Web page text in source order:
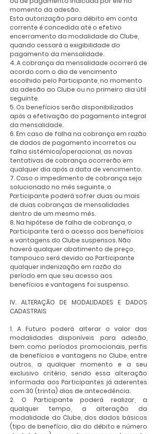
momento da adesão.
Esta autorização para débito em conta
corrente é concedida até o efetivo
encerramento da modalidade do Clube,
quando cessará a exigibilidade do
pagamento da mensalidade.
4. A cobrança da mensalidade ocorrerá de
acordo com o dia de vencimento
escolhido pelo Participante, no momento
da adesão ao Clube ou no primeiro dia útil
seguinte.
5. Os benefícios serão disponibilizados
após a efetivação do pagamento integral
da mensalidade.
6. Em caso de falha na cobrança em razão
de dados de pagamento incorretos ou
falha sistêmica/operacional, as novas
tentativas de cobrança ocorrerão em
qualquer dia após a data de vencimento.
7. Caso o impedimento de cobrança seja
solucionado no mês seguinte, o
Participante poderá sofrer duas ou mais
de duas cobranças de mensalidades
dentro de um mesmo mês.
8. Na hipótese de falha de cobrança, o
Participante terá o acesso aos benefícios
e vantagens do Clube suspensos. Não
haverá qualquer abatimento de preço,
tampouco será devido ao Participante
qualquer indenização em razão do
período em que seu acesso aos
benefícios e vantagens foi suspenso.
IV. ALTERAÇÃO DE MODALIDADES E DADOS
CADASTRAIS
1. A Futuro poderá alterar o valor das
modalidades disponíveis para adesão,
bem como períodos promocionais, perfis
de benefícios e vantagens no Clube, entre
outros, a qualquer momento e a seu
exclusivo critério, sendo essa alteração
informada aos Participantes já aderentes
com 30 (trinta) dias de antecedência.
2. O Participante poderá realizar, a
qualquer tempo, a alteração da
modalidade do Clube, dos dados básicos
(tipo de benefício, dia do débito e número